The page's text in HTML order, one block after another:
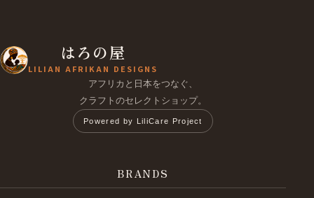
はろの屋
LILIAN AFRIKAN DESIGNS
アフリカと日本をつなぐ、
クラフトのセレクトショップ。
Powered by LiliCare Project
BRANDS